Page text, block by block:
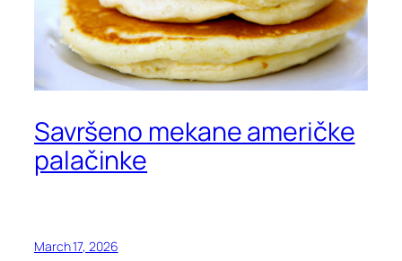
Savršeno mekane američke
palačinke
March 17, 2026